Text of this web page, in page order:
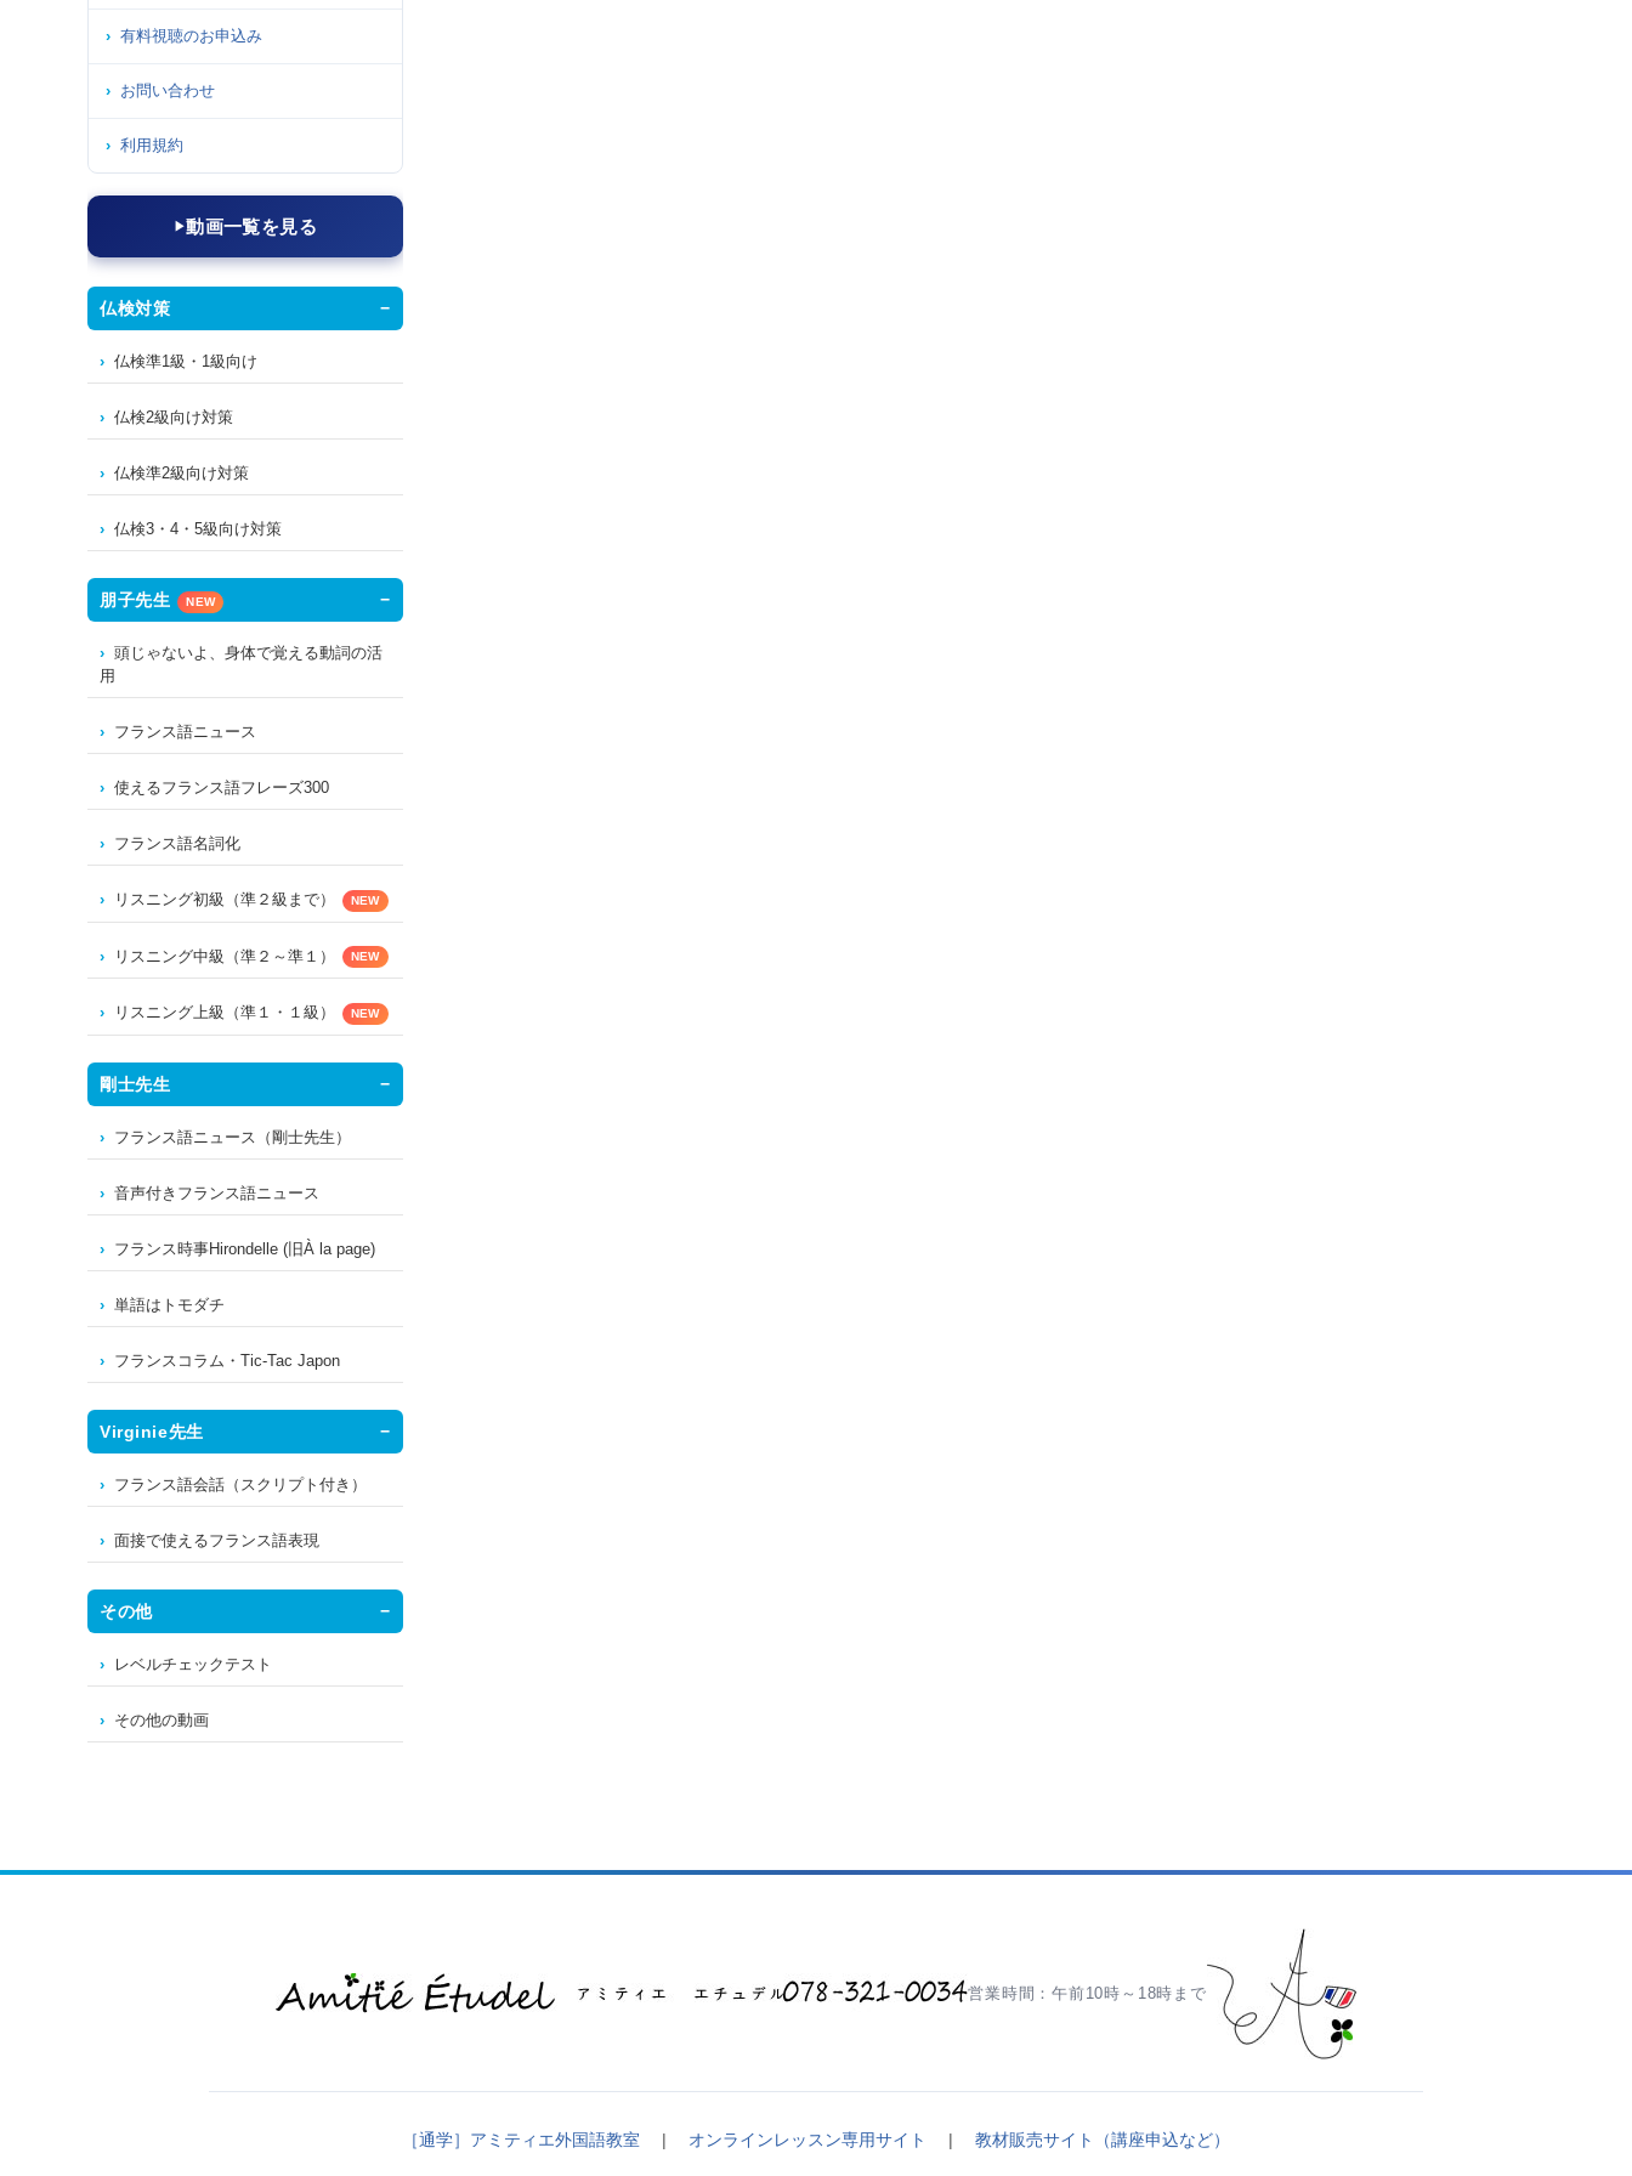
有料視聴のお申込み
お問い合わせ
利用規約
動画一覧を見る
仏検対策
仏検準1級・1級向け
仏検2級向け対策
仏検準2級向け対策
仏検3・4・5級向け対策
朋子先生 NEW
頭じゃないよ、身体で覚える動詞の活
用
フランス語ニュース
使えるフランス語フレーズ300
フランス語名詞化
リスニング初級（準２級まで） NEW
リスニング中級（準２～準１） NEW
リスニング上級（準１・１級） NEW
剛士先生
フランス語ニュース（剛士先生）
音声付きフランス語ニュース
フランス時事Hirondelle (旧À la page)
単語はトモダチ
フランスコラム・Tic-Tac Japon
Virginie先生
フランス語会話（スクリプト付き）
面接で使えるフランス語表現
その他
レベルチェックテスト
その他の動画
営業時間：午前10時～18時まで
［通学］アミティエ外国語教室 | オンラインレッスン専用サイト | 教材販売サイト（講座申込など）